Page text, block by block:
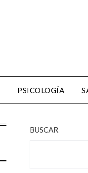
PSICOLOGÍA
BUSCAR